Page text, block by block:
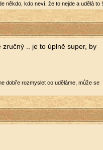
někdo, kdo neví, že to nejde a udělá to !
.. je to úplně super, by
dobře roz­mys­let co udě­lá­me, může se